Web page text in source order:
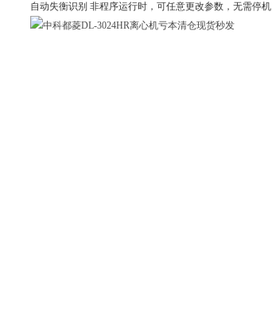
自动失衡识别 非程序运行时，可任意更改参数，无需停机